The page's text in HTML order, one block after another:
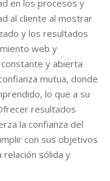
en los procesos y
al cliente al mostrar
y los resultados
web y
constante y abierta
mutua, donde
lo que a su
resultados
la confianza del
con sus objetivos
relación sólida y